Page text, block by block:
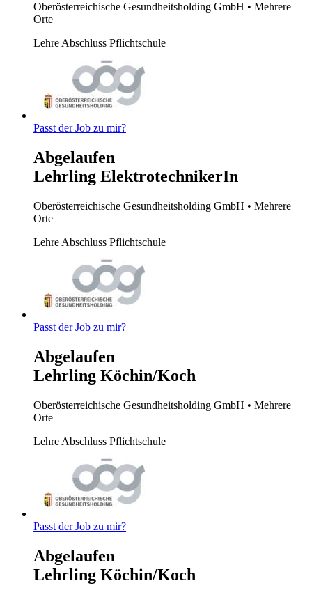
Oberösterreichische Gesundheitsholding GmbH • Mehrere
Orte
LehreAbschluss Pflichtschule
Passt der Job zu mir?
Abgelaufen
Lehrling ElektrotechnikerIn
Oberösterreichische Gesundheitsholding GmbH • Mehrere
Orte
Lehre Abschluss Pflichtschule
Passt der Job zu mir?
Abgelaufen
Lehrling Köchin/Koch
Oberösterreichische Gesundheitsholding GmbH • Mehrere
Orte
Lehre Abschluss Pflichtschule
Passt der Job zu mir?
Abgelaufen
Lehrling Köchin/Koch